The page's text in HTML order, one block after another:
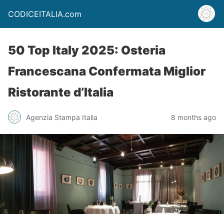
CODICEITALIA.com
50 Top Italy 2025: Osteria
Francescana Confermata Miglior
Ristorante d’Italia
Agenzia Stampa Italia 8 months ago